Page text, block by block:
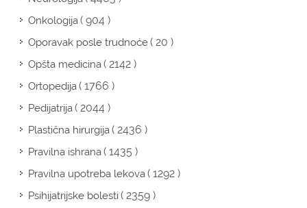
Onkologija( 904 )
Oporavak posle trudnoće( 20 )
Opšta medicina( 2142 )
Ortopedija( 1766 )
Pedijatrija( 2044 )
Plastična hirurgija( 2436 )
Pravilna ishrana( 1435 )
Pravilna upotreba lekova( 1292 )
Psihijatrijske bolesti( 2359 )